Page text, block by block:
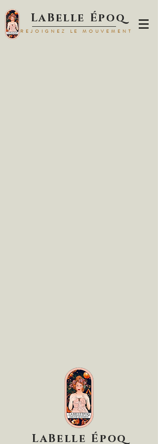
LaBelle Époq
REJOIGNEZ LE MOUVEMENT
LaBelle Époq